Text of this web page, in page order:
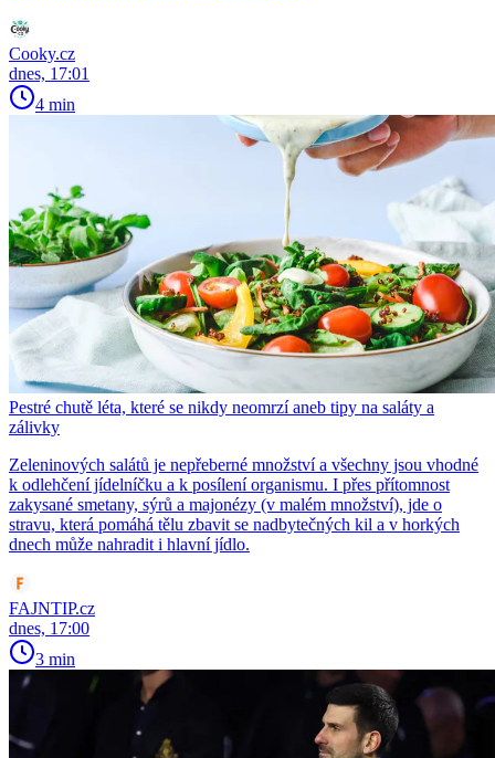
Cooky.cz
dnes, 17:01
4 min
Pestré chutě léta, které se nikdy neomrzí aneb tipy na saláty a
zálivky
Zeleninových salátů je nepřeberné množství a všechny jsou vhodné
k odlehčení jídelníčku a k posílení organismu. I přes přítomnost
zakysané smetany, sýrů a majonézy (v malém množství), jde o
stravu, která pomáhá tělu zbavit se nadbytečných kil a v horkých
dnech může nahradit i hlavní jídlo.
FAJNTIP.cz
dnes, 17:00
3 min